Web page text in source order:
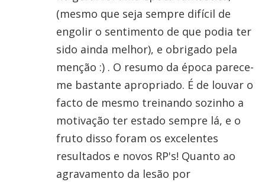
(mesmo que seja sempre difícil de
engolir o sentimento de que podia ter
sido ainda melhor), e obrigado pela
menção :) . O resumo da época parece-
me bastante apropriado. É de louvar o
facto de mesmo treinando sozinho a
motivação ter estado sempre lá, e o
fruto disso foram os excelentes
resultados e novos RP's! Quanto ao
agravamento da lesão por